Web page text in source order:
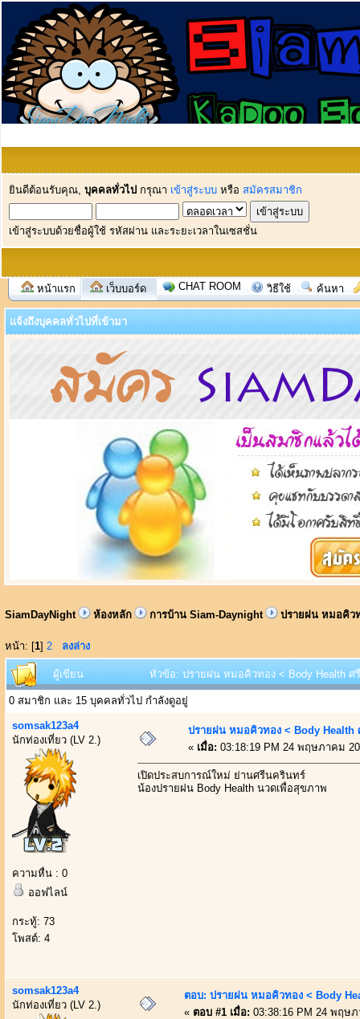
ยินดีต้อนรับคุณ, บุคคลทั่วไป กรุณา เข้าสู่ระบบ หรือ สมัครสมาชิก
เข้าสู่ระบบด้วยชื่อผู้ใช้ รหัสผ่าน และระยะเวลาในเซสชั่น
หน้าแรก เว็บบอร์ด CHAT ROOM วิธีใช้ ค้นหา
แจ้งถึงบุคคลทั่วไปที่เข้ามา
SiamDayNight ห้องหลัก การบ้าน Siam-Daynight ปรายฝน หมอคิว
หน้า: [1] 2 ลงล่าง
ผู้เขียน หัวข้อ: ปรายฝน หมอคิวทอง < Body Health
0 สมาชิก และ 15 บุคคลทั่วไป กำลังดูอยู่
somsak123a4
นักท่องเที่ยว (LV 2.)
ความหื่น : 0
ออฟไลน์
กระทู้: 73
โพสต์: 4
ปรายฝน หมอคิวทอง < Body Health
« เมื่อ: 03:18:19 PM 24 พฤษภาคม
เปิดประสบการณ์ใหม่ ย่านศรีนครินทร์
น้องปรายฝน Body Health นวดเพื่อสุขภาพ
somsak123a4
นักท่องเที่ยว (LV 2.)
ตอบ: ปรายฝน หมอคิวทอง < Body
« ตอบ #1 เมื่อ: 03:38:16 PM 24 พฤษ